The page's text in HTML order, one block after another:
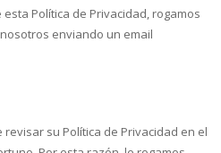
Política de Privacidad, rogamos
enviando un email
su Política de Privacidad en el